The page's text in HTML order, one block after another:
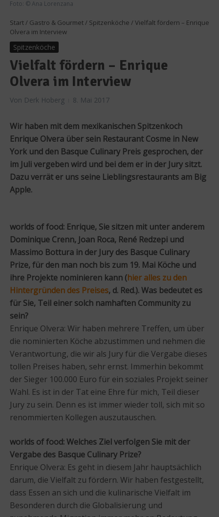
Foto: © Ana Lorenzana
Start / Gastro & Gourmet / Spitzenköche / Vielfalt fördern – Enrique
Olvera im Interview
Spitzenköche
Vielfalt fördern – Enrique
Olvera im Interview
Von Derk Hoberg 8. Mai 2017
Wir haben mit dem mexikanischen Spitzenkoch
Enrique Olvera über sein Restaurant Cosme in New
York und den Basque Culinary Preis gesprochen, der
im Juli vergeben wird und bei dem er in der Jury sitzt.
Dazu verrät er uns seine Lieblingsrestaurants am Big
Apple.
worlds of food: Enrique, Sie sitzen mit unter anderem
Dominique Crenn, Joan Roca, René Redzepi und
Massimo Bottura in der Jury des Basque Culinary
Prize, für den man noch bis zum 19. Mai Köche und
ihre Projekte nominieren kann (hier alles zu den
Hintergründen des Preises, d. Red.). Was bedeutet es
für Sie, Teil einer solch namhaften Community zu
sein?
Enrique Olvera: Wir haben mehrere Treffen, um über
die nominierten Köche abzustimmen und nehmen die
Verantwortung, die wir als Jury für die Vergabe dieses
tollen Preises haben, sehr ernst. Immerhin bekommt
der Sieger 100.000 Euro für ein soziales Projekt seiner
Wahl. Es ist in der Tat eine Ehre für mich, Teil dieser
Jury zu sein. Denn es ist immer wieder toll, sich mit so
renommierten Kollegen auszutauschen.
worlds of food: Welches Ziel verfolgen Sie mit der
Vergabe des Basque Culinary Prize?
Enrique Olvera: Es geht in diesem Jahr hauptsächlich
darum, die Vielfalt zu fördern. Wir haben festgestellt,
dass Essen an sich und die kulinarische Vielfalt im
Besonderen durch die Globalisierung und